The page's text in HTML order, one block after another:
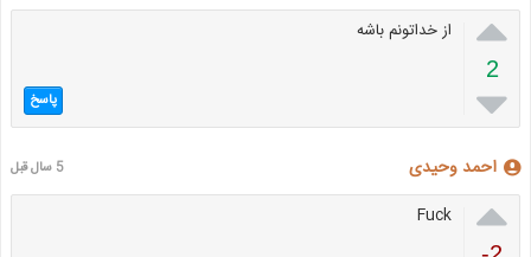

2

از خداتونم باشه
پاسخ
احمد وحیدی 5 سال قبل

Fuck